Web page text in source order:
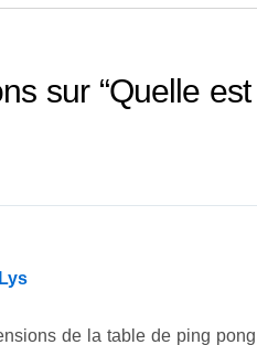
sur “Quelle
de la table de ping